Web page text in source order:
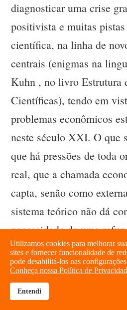
diagnosticar uma crise
positivista e muitas
científica, na linha de
centrais (enigmas na
Kuhn , no livro Estrutura
Científicas), tendo em
problemas econômicos
neste século XXI. O que
que há pressões de toda
real, que a chamada
capta, senão como
sistema teórico não dá
necessidade de uma
convencional neste
IHU On-Line —
igualdade social são
brightness_high
Utilizamos cookies para melhorar
sites e fornecer funcionalidade de
pode desabilitá-los nas
Conheça nossa Política de
Entendi